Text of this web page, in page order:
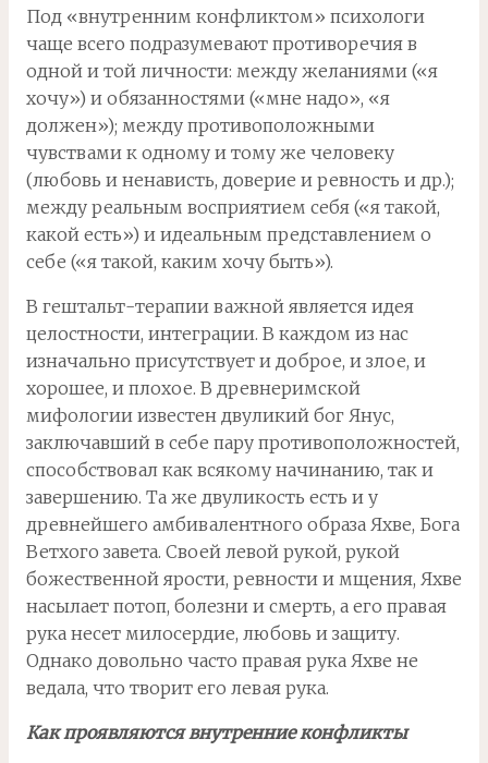
Под «внутренним конфликтом» психологи
чаще всего подразумевают противоречия в
одной и той личности: между желаниями («я
хочу») и обязанностями («мне надо», «я
должен»); между противоположными
чувствами к одному и тому же человеку
(любовь и ненависть, доверие и ревность и др.);
между реальным восприятием себя («я такой,
какой есть») и идеальным представлением о
себе («я такой, каким хочу быть»).
В гештальт-терапии важной является идея
целостности, интеграции. В каждом из нас
изначально присутствует и доброе, и злое, и
хорошее, и плохое. В древнеримской
мифологии известен двуликий бог Янус,
заключавший в себе пару противоположностей,
способствовал как всякому начинанию, так и
завершению. Та же двуликость есть и у
древнейшего амбивалентного образа Яхве, Бога
Ветхого завета. Своей левой рукой, рукой
божественной ярости, ревности и мщения, Яхве
насылает потоп, болезни и смерть, а его правая
рука несет милосердие, любовь и защиту.
Однако довольно часто правая рука Яхве не
ведала, что творит его левая рука.
Как проявляются внутренние конфликты